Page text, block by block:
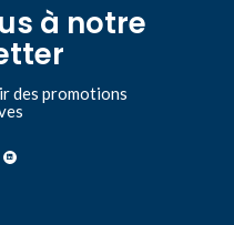
à notre
des promotions